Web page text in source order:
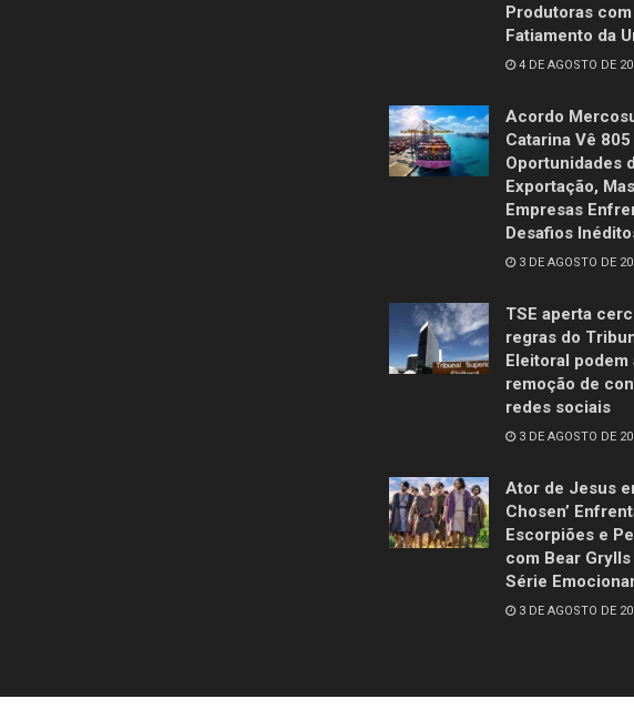
Produtoras
Fatiamento da
4 DE AGOSTO DE
Acordo
Catarina Vê 805
Oportunidades
Exportação,
Empresas
Desafios
3 DE AGOSTO DE
TSE aperta
regras do
Eleitoral
remoção de
redes sociais
3 DE AGOSTO DE
Ator de Jesus
Chosen’
Escorpiões e
com Bear Grylls
Série
3 DE AGOSTO DE